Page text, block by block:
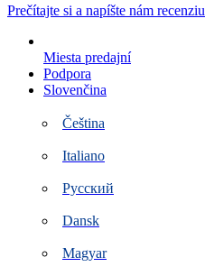
Preskočiť
obsah
Prečítajte si a napíšte nám recenziu
Miesta predajní
Podpora
Slovenčina
Čeština
Italiano
Русский
Dansk
Magyar